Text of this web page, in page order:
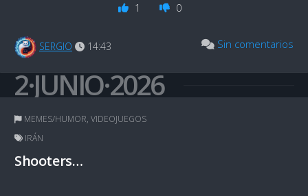
1 0
SERGIO 14:43 Sin comentarios
2·JUNIO·2026
MEMES/HUMOR, VIDEOJUEGOS
IRÁN
Shooters…